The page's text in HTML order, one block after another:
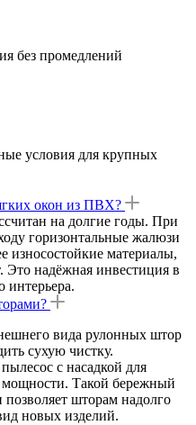
без промедлений
условия для крупных
окон из ПВХ?
на долгие годы. При
горизонтальные жалюзи
износостойкие материалы,
надёжная инвестиция в
интерьера.
вида рулонных штор
сухую чистку.
с насадкой для
Такой бережный
шторам надолго
новых изделий.